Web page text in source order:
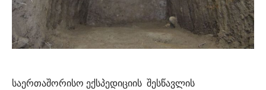
საერთაშორისო ექსპედიციის შესწავლის